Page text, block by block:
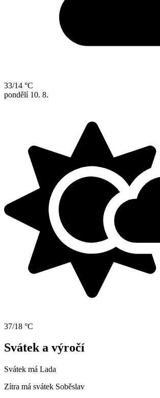
33/14 °C
pondělí 10. 8.
37/18 °C
Svátek a výročí
Svátek má Lada
Zítra má svátek Soběslav